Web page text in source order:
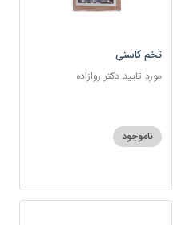
تخم کاسنی
مورد تایید دکتر روازاده
ناموجود